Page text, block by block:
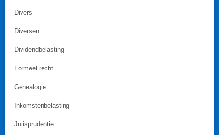
Divers
Diversen
Dividendbelasting
Formeel recht
Genealogie
Inkomstenbelasting
Jurisprudentie